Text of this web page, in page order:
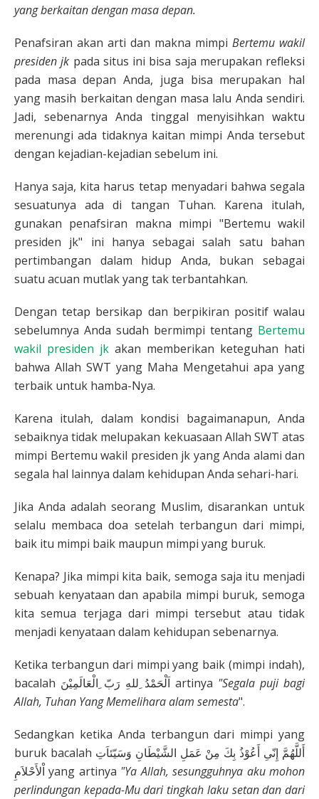
yang berkaitan dengan masa depan.
Penafsiran akan arti dan makna mimpi Bertemu wakil
presiden jk pada situs ini bisa saja merupakan refleksi
pada masa depan Anda, juga bisa merupakan hal
yang masih berkaitan dengan masa lalu Anda sendiri.
Jadi, sebenarnya Anda tinggal menyisihkan waktu
merenungi ada tidaknya kaitan mimpi Anda tersebut
dengan kejadian-kejadian sebelum ini.
Hanya saja, kita harus tetap menyadari bahwa segala
sesuatunya ada di tangan Tuhan. Karena itulah,
gunakan penafsiran makna mimpi "Bertemu wakil
presiden jk" ini hanya sebagai salah satu bahan
pertimbangan dalam hidup Anda, bukan sebagai
suatu acuan mutlak yang tak terbantahkan.
Dengan tetap bersikap dan berpikiran positif walau
sebelumnya Anda sudah bermimpi tentang Bertemu
wakil presiden jk akan memberikan keteguhan hati
bahwa Allah SWT yang Maha Mengetahui apa yang
terbaik untuk hamba-Nya.
Karena itulah, dalam kondisi bagaimanapun, Anda
sebaiknya tidak melupakan kekuasaan Allah SWT atas
mimpi Bertemu wakil presiden jk yang Anda alami dan
segala hal lainnya dalam kehidupan Anda sehari-hari.
Jika Anda adalah seorang Muslim, disarankan untuk
selalu membaca doa setelah terbangun dari mimpi,
baik itu mimpi baik maupun mimpi yang buruk.
Kenapa? Jika mimpi kita baik, semoga saja itu menjadi
sebuah kenyataan dan apabila mimpi buruk, semoga
kita semua terjaga dari mimpi tersebut atau tidak
menjadi kenyataan dalam kehidupan sebenarnya.
Ketika terbangun dari mimpi yang baik (mimpi indah),
bacalah اَلْحَمْدُ ِللهِ رَبّ ِالْعَالَمِيْنَ artinya "Segala puji bagi
Allah, Tuhan Yang Memelihara alam semesta".
Sedangkan ketika Anda terbangun dari mimpi yang
buruk bacalah أَللَّهُمَّ إِنّىِ أَعُوْذُ بِكَ مِنْ عَمَلِ الشَّيْطَانِ وَسَيّئاَتِ
اْلأَحْلاَمِ yang artinya "Ya Allah, sesungguhnya aku mohon
perlindungan kepada-Mu dari tingkah laku setan dan dari